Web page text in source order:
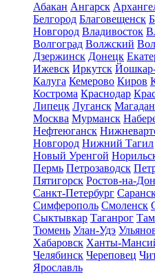
Абакан Ангарск
Белгород Благовещенск
Новгород Владивосток
Волгоград Волжский
Дзержинск Донецк
Ижевск Иркутск
Калуга Кемерово Киров
Кострома Краснодар
Липецк Луганск Магадан
Москва Мурманск
Нефтеюганск
Новгород Нижний Тагил
Новый Уренгой
Пермь Петрозаводск
Пятигорск Ростов-на-
Санкт-Петербург
Симферополь Смоленск
Сыктывкар Таганрог
Тюмень Улан-Удэ
Хабаровск Ханты-
Челябинск Череповец
Ярославль